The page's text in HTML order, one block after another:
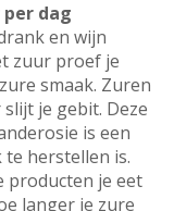
dag
en wijn
zuur proef je
smaak. Zuren
je gebit. Deze
is een
herstellen is.
producten je eet
langer je zure